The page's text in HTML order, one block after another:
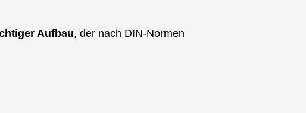
Aufbau, der nach DIN-Normen